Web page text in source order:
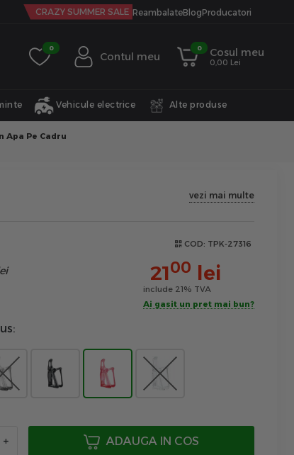
CRAZY SUMMER SALE ReambalateBlogProducatori
0
Contul meu
0 Cosul meu
0,00 Lei
Vehicule electrice Alte produse
Apa Pe Cadru
vezi mai multe
COD: TPK-27316
2100 lei
include 21% TVA
Ai gasit un pret mai bun?
+ ADAUGA IN COS